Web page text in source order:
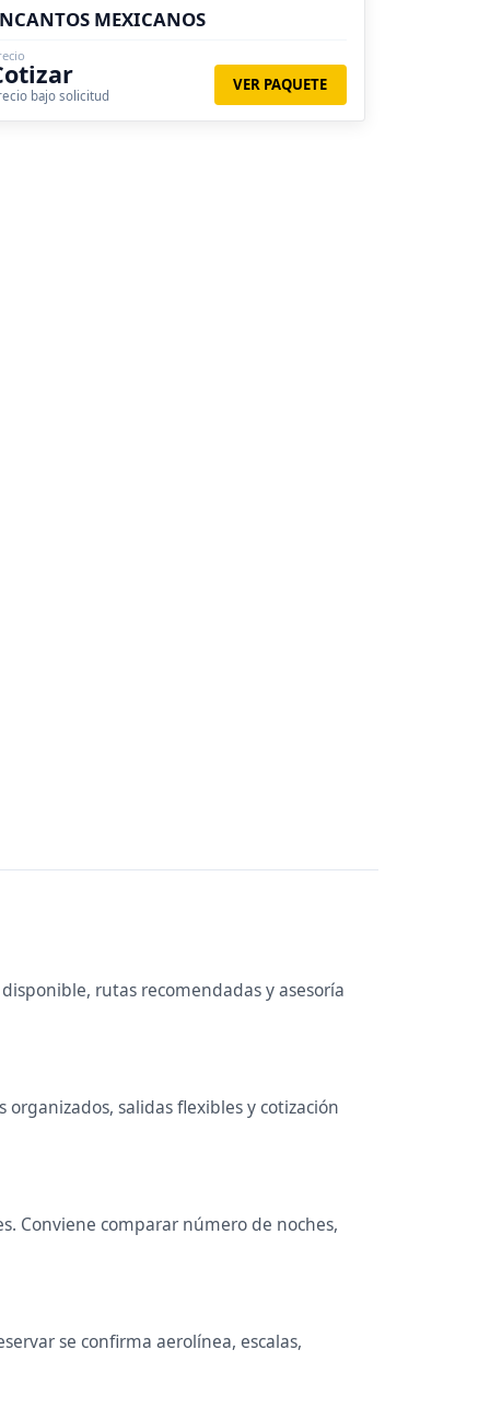
MEXICANOS
bajo solicitud
VER PAQUETE
rutas recomendadas y asesoría
salidas flexibles y cotización
Conviene comparar número de noches,
se confirma aerolínea, escalas,